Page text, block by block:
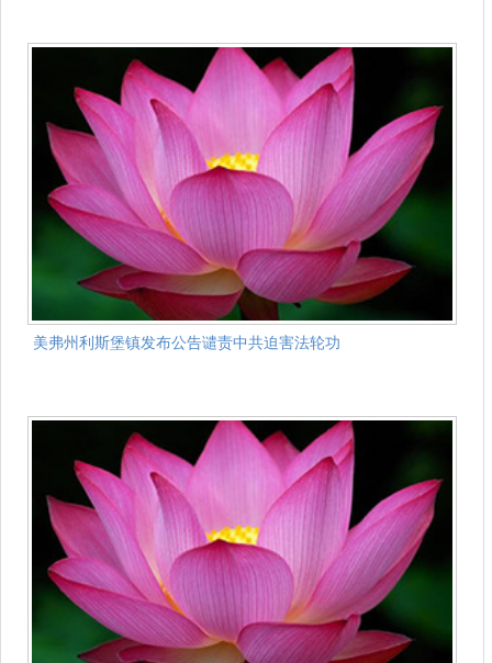
美弗州利斯堡镇发布公告谴责中共迫害法轮功